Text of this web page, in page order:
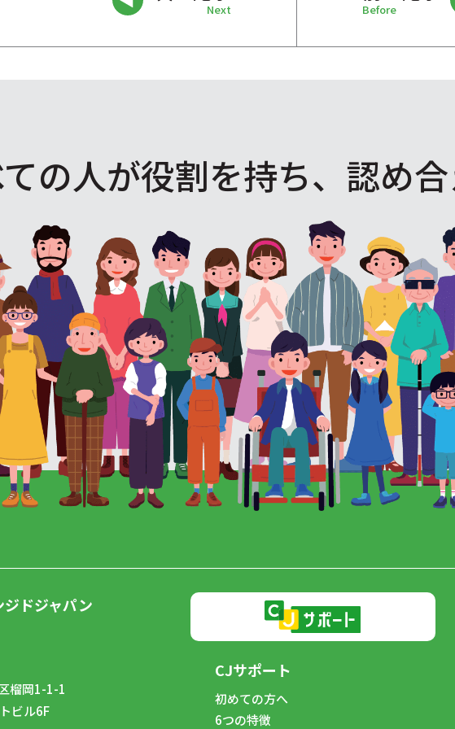
Next Before
の人が役割を持ち、認め合
ドジャパン
榴岡1-1-1
ビル6F
CJサポート
初めての方へ
6つの特徴